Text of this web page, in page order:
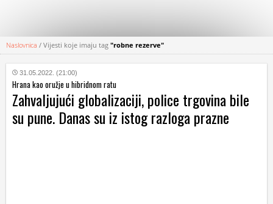
KATEGORIJE
HRVATSKI
WEB
Naslovnica / Vijesti koje imaju tag "robne rezerve"
31.05.2022. (21:00)
Hrana kao oružje u hibridnom ratu
Zahvaljujući globalizaciji, police trgovina bile
su pune. Danas su iz istog razloga prazne